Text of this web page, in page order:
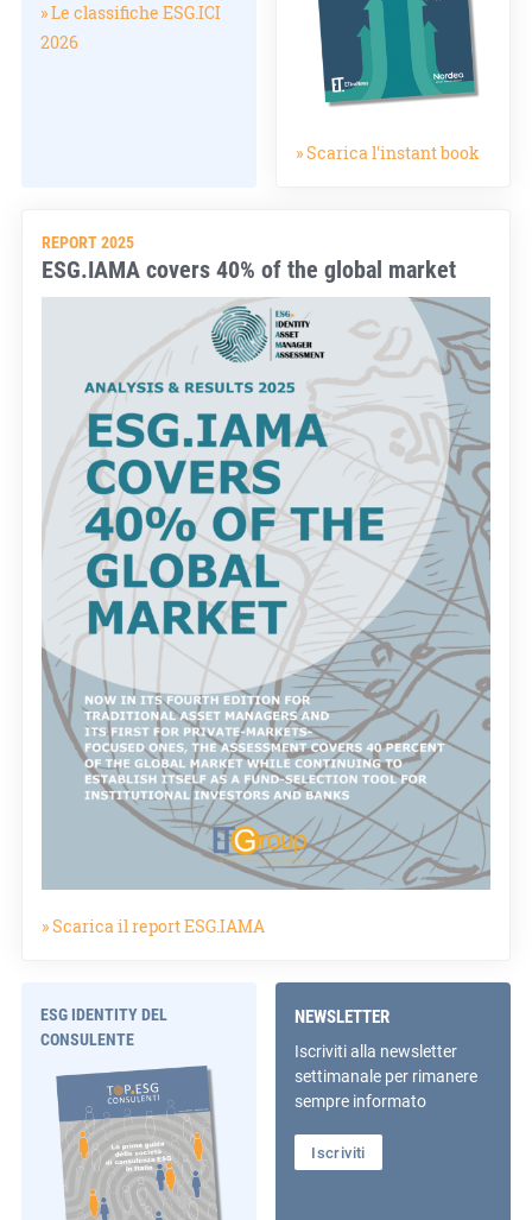
» Le classifiche ESG.ICI
2026
» Scarica l'instant book
REPORT 2025
ESG.IAMA covers 40% of the global market
» Scarica il report ESG.IAMA
ESG IDENTITY DEL
CONSULENTE
NEWSLETTER
Iscriviti alla newsletter
settimanale per rimanere
sempre informato
Iscriviti